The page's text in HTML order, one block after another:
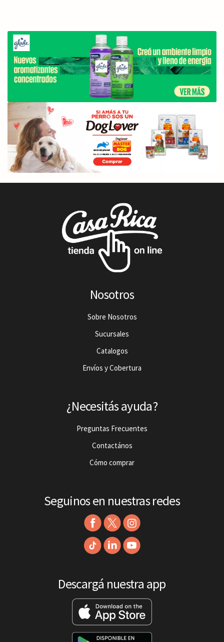
Nosotros
Sobre Nosotros
Sucursales
Catalogos
Envíos y Cobertura
¿Necesitás ayuda?
Preguntas Frecuentes
Contactános
Cómo comprar
Seguinos en nuestras redes
Descargá nuestra app